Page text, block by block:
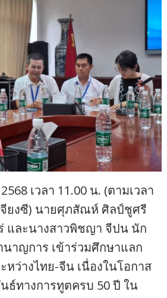
เวลา 11.00 น. (ตามเวลา
งซี) นายศุภสัณห์ ศิลป์ชูศรี
และนางสาวพิชญา จีปน นัก
าญการ เข้าร่วมศึกษาแลก
ว่างไทย-จีน เนื่องในโอกาส
ธ์ทางการทูตครบ 50 ปี ใน